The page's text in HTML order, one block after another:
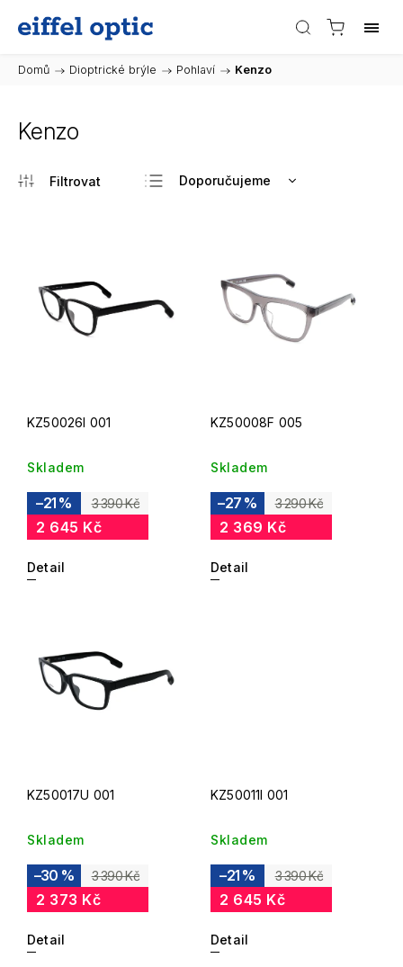
Domů / Dioptrické brýle / Pohlaví / Kenzo
Kenzo
Doporučujeme
Abecedně
KZ50026I 001
Skladem
3 390 Kč
–21 %
2 645 Kč
Detail
KZ50008F 005
Skladem
3 290 Kč
–27 %
2 369 Kč
Detail
KZ50017U 001
Skladem
3 390 Kč
–30 %
2 373 Kč
Detail
KZ50011I 001
Skladem
3 390 Kč
–21 %
2 645 Kč
Detail